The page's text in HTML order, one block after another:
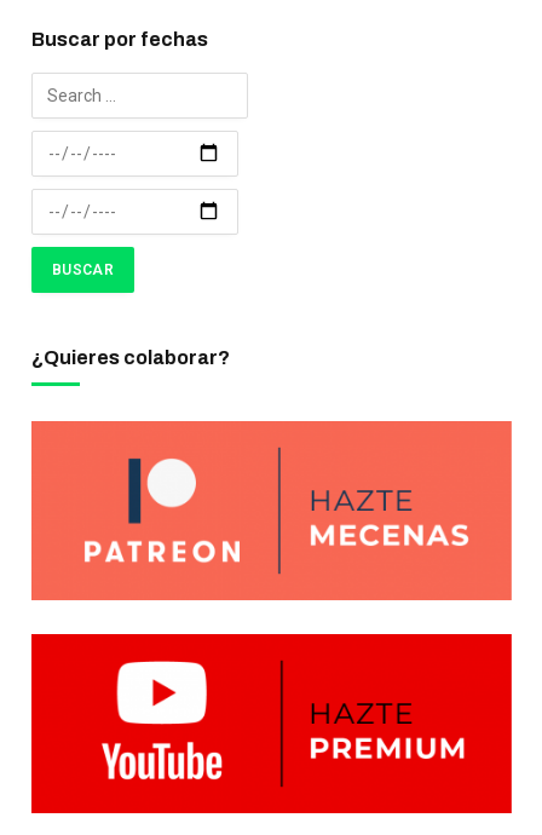
Buscar por fechas
¿Quieres colaborar?